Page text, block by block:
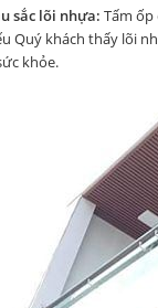
sắc lõi nhựa: Tấm
Quý khách thấy lõi
khỏe.